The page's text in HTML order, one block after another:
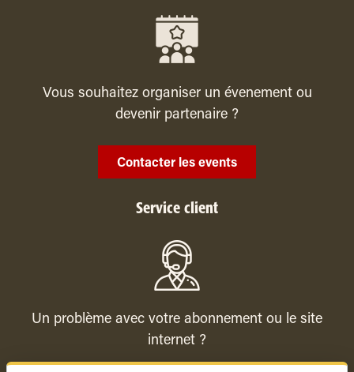
Vous souhaitez organiser un évenement ou
devenir partenaire ?
Contacter les events
Service client
Un problème avec votre abonnement ou le site
internet ?